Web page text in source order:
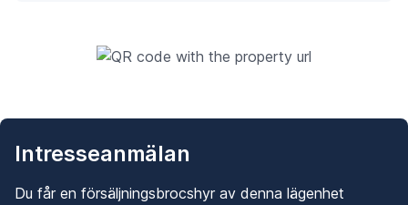
Intresseanmälan
Du får en försäljningsbrocshyr av denna lägenhet